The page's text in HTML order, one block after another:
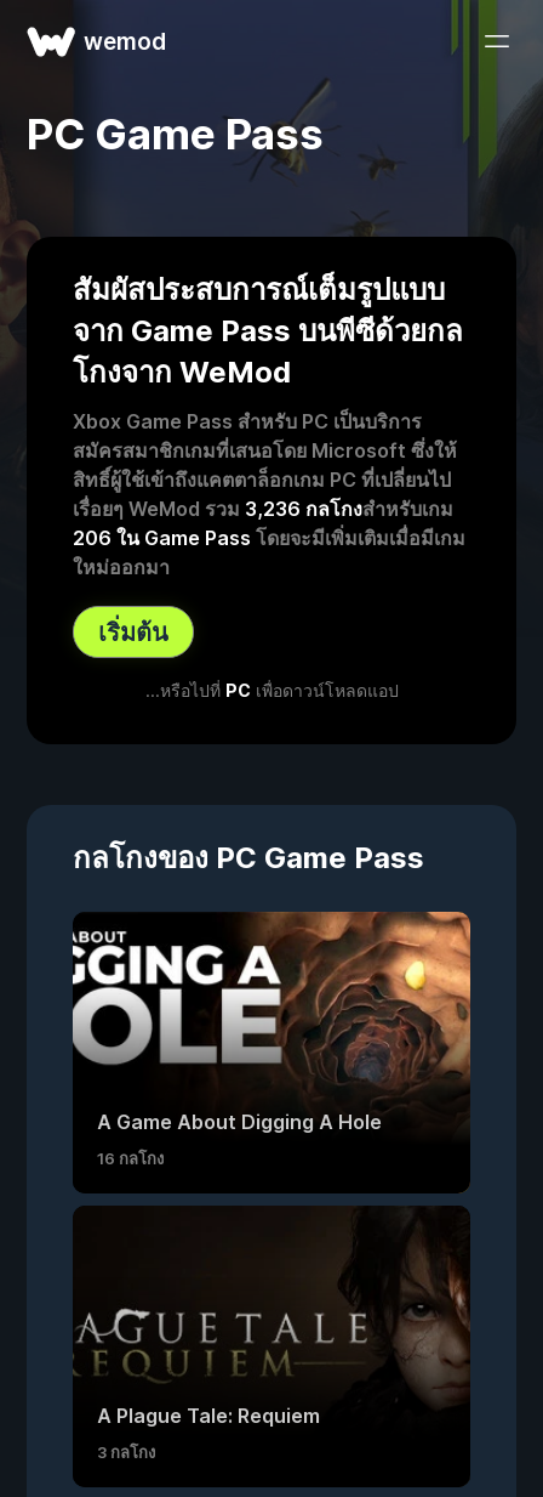
wemod
PC Game Pass
สัมผัสประสบการณ์เต็มรูปแบบ
จาก Game Pass บนพีซีด้วยกล
โกงจาก WeMod
Xbox Game Pass สำหรับ PC เป็นบริการ
สมัครสมาชิกเกมที่เสนอโดย Microsoft ซึ่งให้
สิทธิ์ผู้ใช้เข้าถึงแคตตาล็อกเกม PC ที่เปลี่ยนไป
เรื่อยๆ WeMod รวม 3,236 กลโกงสำหรับเกม
206 ใน Game Pass โดยจะมีเพิ่มเติมเมื่อมีเกม
ใหม่ออกมา
เริ่มต้น
...หรือไปที่ PC เพื่อดาวน์โหลดแอป
กลโกงของ PC Game Pass
A Game About Digging A Hole
16 กลโกง
A Plague Tale: Requiem
3 กลโกง